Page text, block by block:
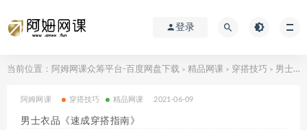
登录
当前位置： 阿姆网课众筹平台-百度网盘下载 > 精品网课 > 穿搭技巧 > 男士衣品《速成穿搭指南》
阿姆网课 穿搭技巧 精品网课 2021-06-09
男士衣品《速成穿搭指南》